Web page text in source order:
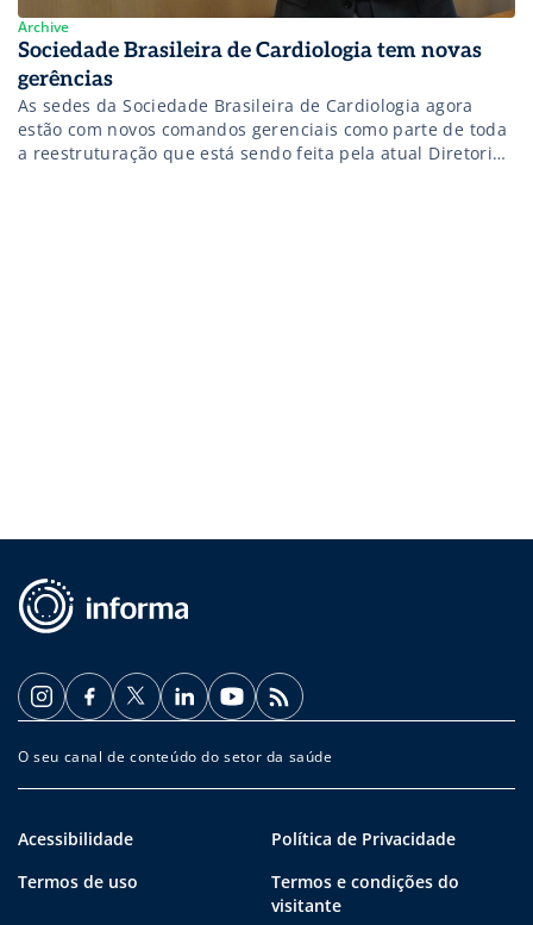
Archive
Sociedade Brasileira de Cardiologia tem novas
gerências
As sedes da Sociedade Brasileira de Cardiologia agora
estão com novos comandos gerenciais como parte de toda
a reestruturação que está sendo feita pela atual Diretoria,
O seu canal de conteúdo do setor da saúde
Acessibilidade
Política de Privacidade
Termos de uso
Termos e condições do
visitante